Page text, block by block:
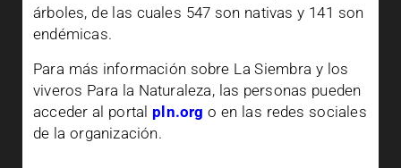
árboles, de las cuales 547 son nativas y 141 son
endémicas.
Para más información sobre La Siembra y los
viveros Para la Naturaleza, las personas pueden
acceder al portal pln.orgo en las redes sociales
de la organización.